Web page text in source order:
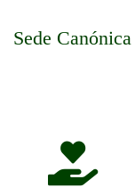
Sede Canónica
